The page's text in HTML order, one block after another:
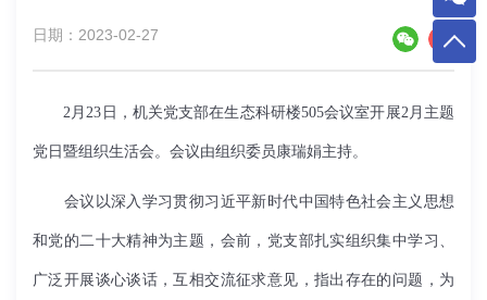
日期：2023-02-27
2月23日，机关党支部在生态科研楼505会议室开展2月主题
党日暨组织生活会。会议由组织委员康瑞娟主持。
会议以深入学习贯彻习近平新时代中国特色社会主义思想
和党的二十大精神为主题，会前，党支部扎实组织集中学习、
广泛开展谈心谈话，互相交流征求意见，指出存在的问题，为